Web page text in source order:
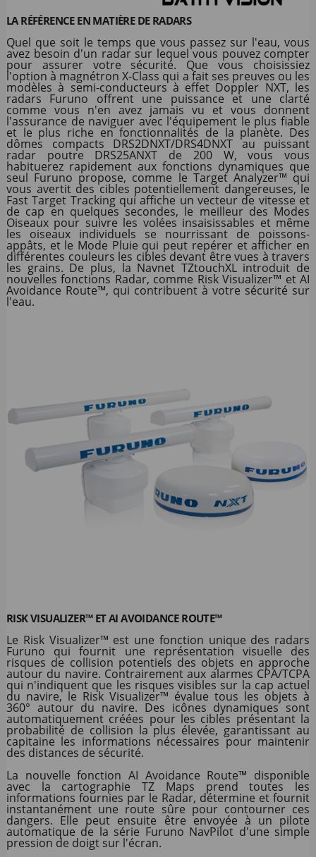
LA RÉFÉRENCE EN MATIÈRE DE RADARS
Quel que soit le temps que vous passez sur l'eau, vous
avez besoin d'un radar sur lequel vous pouvez compter
pour assurer votre sécurité. Que vous choisissiez
l'option à magnétron X-Class qui a fait ses preuves ou les
modèles à semi-conducteurs à effet Doppler NXT, les
radars Furuno offrent une puissance et une clarté
comme vous n'en avez jamais vu et vous donnent
l'assurance de naviguer avec l'équipement le plus fiable
et le plus riche en fonctionnalités de la planète. Des
dômes compacts DRS2DNXT/DRS4DNXT au puissant
radar poutre DRS25ANXT de 200 W, vous vous
habituerez rapidement aux fonctions dynamiques que
seul Furuno propose, comme le Target Analyzer™ qui
vous avertit des cibles potentiellement dangereuses, le
Fast Target Tracking qui affiche un vecteur de vitesse et
de cap en quelques secondes, le meilleur des Modes
Oiseaux pour suivre les volées insaisissables et même
les oiseaux individuels se nourrissant de poissons-
appâts, et le Mode Pluie qui peut repérer et afficher en
différentes couleurs les cibles devant être vues à travers
les grains. De plus, la Navnet TZtouchXL introduit de
nouvelles fonctions Radar, comme Risk Visualizer™ et AI
Avoidance Route™, qui contribuent à votre sécurité sur
l'eau.
RISK VISUALIZER™ ET AI AVOIDANCE ROUTE™
Le Risk Visualizer™ est une fonction unique des radars
Furuno qui fournit une représentation visuelle des
risques de collision potentiels des objets en approche
autour du navire. Contrairement aux alarmes CPA/TCPA
qui n'indiquent que les risques visibles sur la cap actuel
du navire, le Risk Visualizer™ évalue tous les objets à
360° autour du navire. Des icônes dynamiques sont
automatiquement créées pour les cibles présentant la
probabilité de collision la plus élevée, garantissant au
capitaine les informations nécessaires pour maintenir
des distances de sécurité.
La nouvelle fonction AI Avoidance Route™ disponible
avec la cartographie TZ Maps prend toutes les
informations fournies par le Radar, détermine et fournit
instantanément une route sûre pour contourner ces
dangers. Elle peut ensuite être envoyée à un pilote
automatique de la série Furuno NavPilot d'une simple
pression de doigt sur l'écran.